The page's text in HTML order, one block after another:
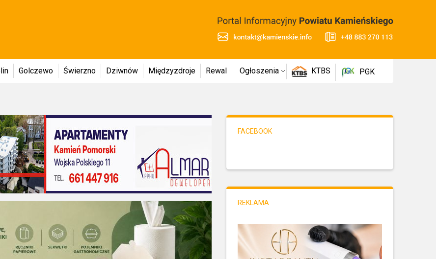
Golczewo Świerzno Dziwnów Międzyzdroje Rewal Ogłoszenia KTBS PGK
FACEBOOK
REKLAMA